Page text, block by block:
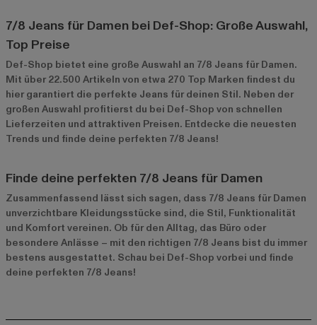
7/8 Jeans für Damen bei Def-Shop: Große Auswahl,
Top Preise
Def-Shop bietet eine große Auswahl an 7/8 Jeans für Damen.
Mit über 22.500 Artikeln von etwa 270 Top Marken findest du
hier garantiert die perfekte Jeans für deinen Stil. Neben der
großen Auswahl profitierst du bei Def-Shop von schnellen
Lieferzeiten und attraktiven Preisen. Entdecke die neuesten
Trends und finde deine perfekten 7/8 Jeans!
Finde deine perfekten 7/8 Jeans für Damen
Zusammenfassend lässt sich sagen, dass 7/8 Jeans für Damen
unverzichtbare Kleidungsstücke sind, die Stil, Funktionalität
und Komfort vereinen. Ob für den Alltag, das Büro oder
besondere Anlässe – mit den richtigen 7/8 Jeans bist du immer
bestens ausgestattet. Schau bei Def-Shop vorbei und finde
deine perfekten 7/8 Jeans!